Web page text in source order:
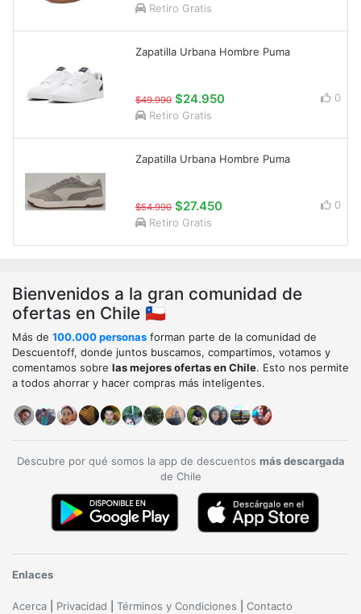
Retiro Gratis
Zapatilla Urbana Hombre Puma
$49.990 $24.950
0
Retiro Gratis
Zapatilla Urbana Hombre Puma
$54.990 $27.450
0
Retiro Gratis
Bienvenidos a la gran comunidad de
ofertas en Chile 🇨🇱
Más de 100.000 personas forman parte de la comunidad de
Descuentoff, donde juntos buscamos, compartimos, votamos y
comentamos sobre las mejores ofertas en Chile. Esto nos permite
a todos ahorrar y hacer compras más inteligentes.
Descubre por qué somos la app de descuentos más descargada
de Chile
Enlaces
Acerca Privacidad Términos y Condiciones Contacto